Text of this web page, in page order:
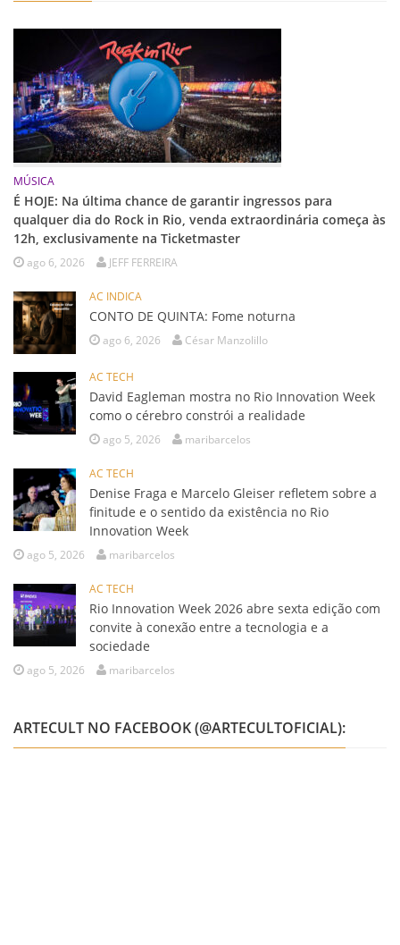
MÚSICA
É HOJE: Na última chance de garantir ingressos para
qualquer dia do Rock in Rio, venda extraordinária começa às
12h, exclusivamente na Ticketmaster
ago 6, 2026 JEFF FERREIRA
AC INDICA
CONTO DE QUINTA: Fome noturna
ago 6, 2026 César Manzolillo
AC TECH
David Eagleman mostra no Rio Innovation Week
como o cérebro constrói a realidade
ago 5, 2026 maribarcelos
AC TECH
Denise Fraga e Marcelo Gleiser refletem sobre a
finitude e o sentido da existência no Rio
Innovation Week
ago 5, 2026 maribarcelos
AC TECH
Rio Innovation Week 2026 abre sexta edição com
convite à conexão entre a tecnologia e a
sociedade
ago 5, 2026 maribarcelos
ARTECULT NO FACEBOOK (@ARTECULTOFICIAL):